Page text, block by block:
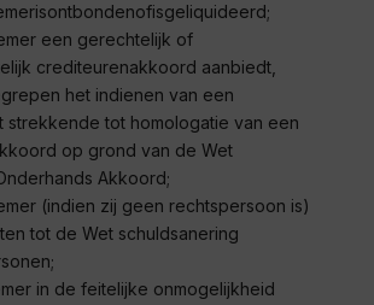
een gerechtelijk of
crediteurenakkoord aanbiedt,
het indienen van een
strekkende tot homologatie van een
op grond van de Wet
Akkoord;
(indien zij geen rechtspersoon is)
tot de Wet schuldsanering
in de feitelijke onmogelijkheid